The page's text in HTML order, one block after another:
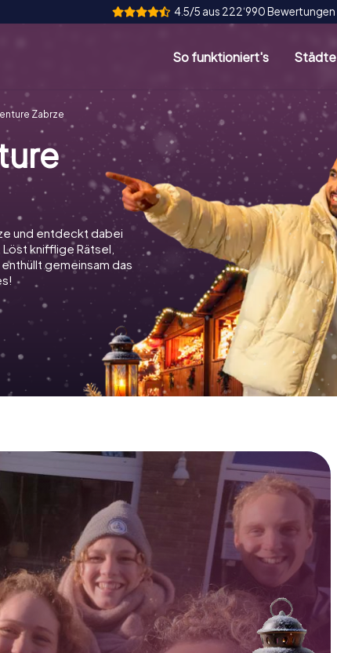
4.5/5 aus 222‘990 Bewertungen
So funktioniert's Städte
Zabrze
und entdeckt dabei
knifflige Rätsel,
gemeinsam das